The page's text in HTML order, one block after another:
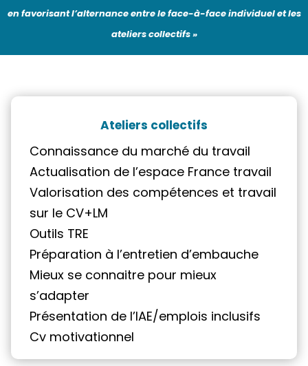
en favorisant l’alternance entre le face-à-face individuel et les
ateliers collectifs »
Ateliers collectifs
Connaissance du marché du travail
Actualisation de l’espace France travail
Valorisation des compétences et travail
sur le CV+LM
Outils TRE
Préparation à l’entretien d’embauche
Mieux se connaitre pour mieux
s’adapter
Présentation de l’IAE/emplois inclusifs
Cv motivationnel